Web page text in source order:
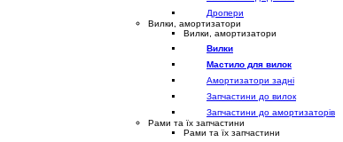
Дропери
Вилки, амортизатори
Вилки, амортизатори
Вилки
Мастило для вилок
Амортизатори задні
Запчастини до вилок
Запчастини до амортизаторів
Рами та їх запчастини
Рами та їх запчастини